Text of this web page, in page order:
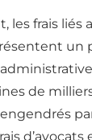
les frais liés
un
de